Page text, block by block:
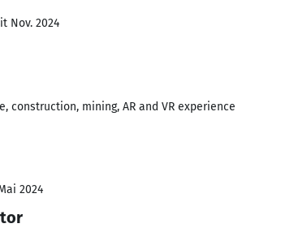
Nov. 2024
construction, mining, AR and VR experience
2024